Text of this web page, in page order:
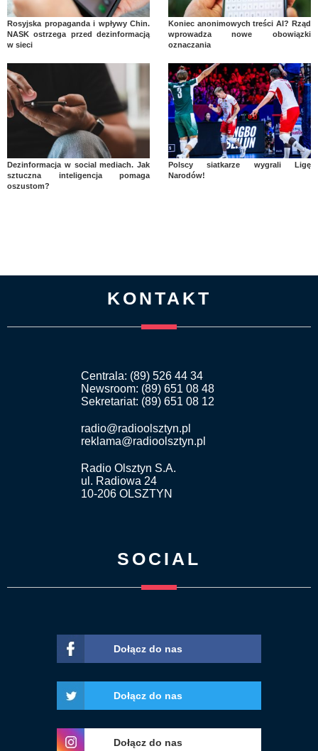
Rosyjska propaganda i wpływy Chin.
NASK ostrzega przed dezinformacją
w sieci
Koniec anonimowych treści AI? Rząd
wprowadza nowe obowiązki
oznaczania
Dezinformacja w social mediach. Jak
sztuczna inteligencja pomaga
oszustom?
Polscy siatkarze wygrali Ligę
Narodów!
KONTAKT
Centrala: (89) 526 44 34
Newsroom: (89) 651 08 48
Sekretariat: (89) 651 08 12
radio@radioolsztyn.pl
reklama@radioolsztyn.pl
Radio Olsztyn S.A.
ul. Radiowa 24
10-206 OLSZTYN
SOCIAL
Dołącz do nas
Dołącz do nas
Dołącz do nas